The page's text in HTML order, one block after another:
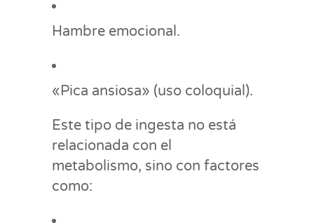
Hambre emocional.
«Pica ansiosa» (uso coloquial).
Este tipo de ingesta no está
relacionada con el
metabolismo, sino con factores
como: